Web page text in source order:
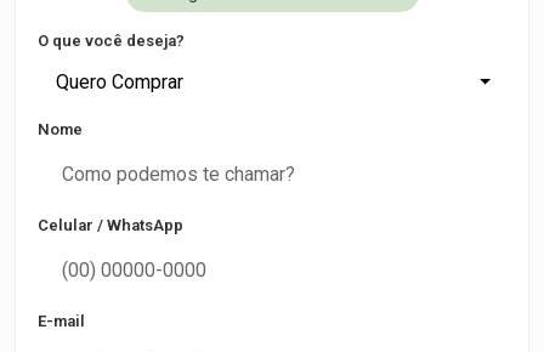
O que você deseja?
Quero Comprar
Nome
Celular / WhatsApp
E-mail